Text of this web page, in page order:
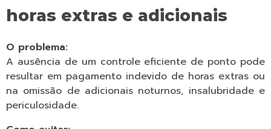
horas extras e adicionais
O problema:
A ausência de um controle eficiente de ponto pode
resultar em pagamento indevido de horas extras ou
na omissão de adicionais noturnos, insalubridade e
periculosidade.